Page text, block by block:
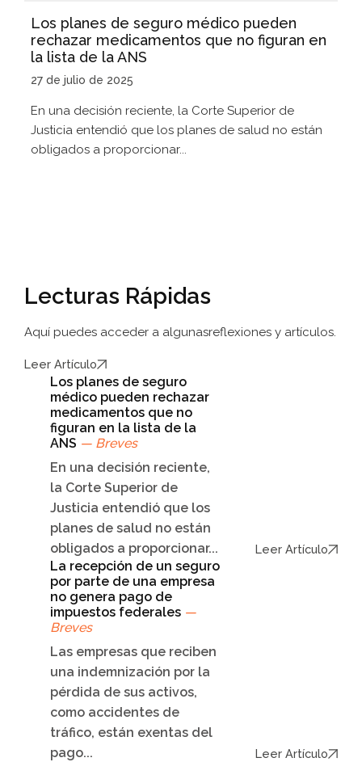
Los planes de seguro médico pueden
rechazar medicamentos que no figuran en
la lista de la ANS
27 de julio de 2025
En una decisión reciente, la Corte Superior de
Justicia entendió que los planes de salud no están
obligados a proporcionar...
Lecturas Rápidas
Aquí puedes acceder a algunasreflexiones y artículos.
Leer Artículo
Los planes de seguro
médico pueden rechazar
medicamentos que no
figuran en la lista de la
ANS — Breves
En una decisión reciente,
la Corte Superior de
Justicia entendió que los
planes de salud no están
obligados a proporcionar...
Leer Artículo
La recepción de un seguro
por parte de una empresa
no genera pago de
impuestos federales —
Breves
Las empresas que reciben
una indemnización por la
pérdida de sus activos,
como accidentes de
tráfico, están exentas del
pago...
Leer Artículo